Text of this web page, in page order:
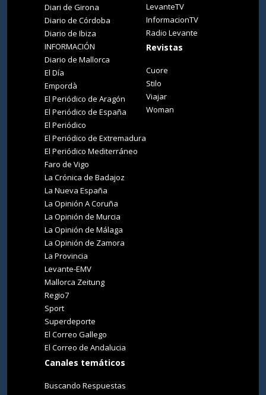
Diari de Girona
Diario de Córdoba
Diario de Ibiza
INFORMACIÓN
Diario de Mallorca
El Día
Empordà
El Periódico de Aragón
El Periódico de España
El Periódico
El Periódico de Extremadura
El Periódico Mediterráneo
Faro de Vigo
La Crónica de Badajoz
La Nueva España
La Opinión A Coruña
La Opinión de Murcia
La Opinión de Málaga
La Opinión de Zamora
La Provincia
Levante-EMV
Mallorca Zeitung
Regio7
Sport
Superdeporte
El Correo Gallego
El Correo de Andalucia
Canales temáticos
Buscando Respuestas
LevanteTV
InformacionTV
Radio Levante
Revistas
Cuore
Stilo
Viajar
Woman